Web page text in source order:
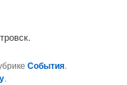
События.
.